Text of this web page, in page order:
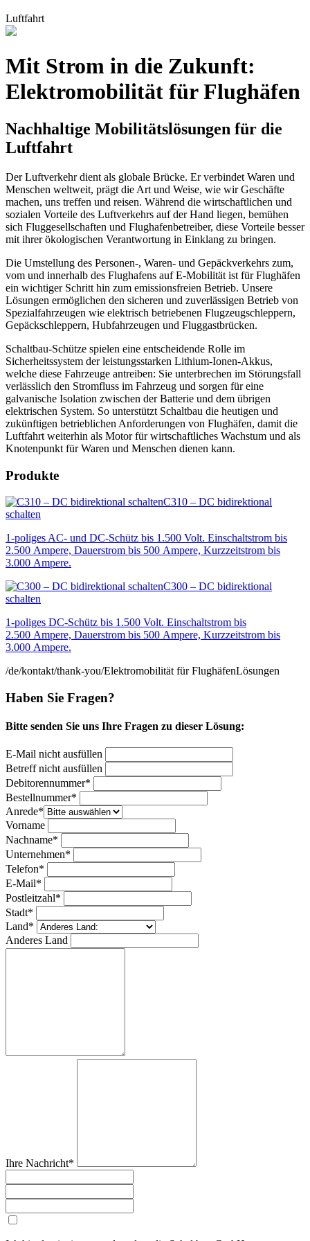
Luftfahrt
Mit Strom in die Zukunft:
Elektromobilität für Flughäfen
Nachhaltige Mobilitätslösungen für die
Luftfahrt
Der Luftverkehr dient als globale Brücke. Er verbindet Waren und
Menschen weltweit, prägt die Art und Weise, wie wir Geschäfte
machen, uns treffen und reisen. Während die wirtschaftlichen und
sozialen Vorteile des Luftverkehrs auf der Hand liegen, bemühen
sich Fluggesellschaften und Flughafenbetreiber, diese Vorteile besser
mit ihrer ökologischen Verantwortung in Einklang zu bringen.
Die Umstellung des Personen-, Waren- und Gepäckverkehrs zum,
vom und innerhalb des Flughafens auf E-Mobilität ist für Flughäfen
ein wichtiger Schritt hin zum emissionsfreien Betrieb. Unsere
Lösungen ermöglichen den sicheren und zuverlässigen Betrieb von
Spezialfahrzeugen wie elektrisch betriebenen Flugzeugschleppern,
Gepäckschleppern, Hubfahrzeugen und Fluggastbrücken.
Schaltbau-Schütze spielen eine entscheidende Rolle im
Sicherheitssystem der leistungsstarken Lithium-Ionen-Akkus,
welche diese Fahrzeuge antreiben: Sie unterbrechen im Störungsfall
verlässlich den Stromfluss im Fahrzeug und sorgen für eine
galvanische Isolation zwischen der Batterie und dem übrigen
elektrischen System. So unterstützt Schaltbau die heutigen und
zukünftigen betrieblichen Anforderungen von Flughäfen, damit die
Luftfahrt weiterhin als Motor für wirtschaftliches Wachstum und als
Knotenpunkt für Waren und Menschen dienen kann.
Produkte
C310 – DC bidirektional
schalten
1-poliges AC- und DC-Schütz bis 1.500 Volt. Einschaltstrom bis
2.500 Ampere, Dauerstrom bis 500 Ampere, Kurzzeitstrom bis
3.000 Ampere.
C300 – DC bidirektional
schalten
1-poliges DC-Schütz bis 1.500 Volt. Einschaltstrom bis
2.500 Ampere, Dauer­strom bis 500 Ampere, Kurzzeitstrom bis
3.000 Ampere.
/de/kontakt/thank-you/Elektromobilität für FlughäfenLösungen
Haben Sie Fragen?
Bitte senden Sie uns Ihre Fragen zu dieser Lösung:
E-Mail nicht ausfüllen
Betreff nicht ausfüllen
Bitte nicht ausfüllen
Debitorennummer*
Bestellnummer*
Anrede*
Vorname
Nachname*
Unternehmen*
Telefon*
E-Mail*
Postleitzahl*
Stadt*
Land*
Anderes Land
Ihre Nachricht*